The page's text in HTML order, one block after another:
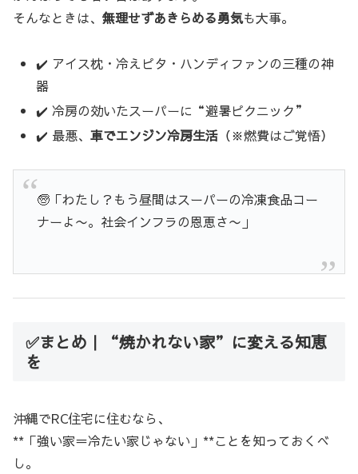
そんなときは、 無理せずあきらめる勇気も大事。
✔️ アイス枕・冷えピタ・ハンディファンの三種の神
器
✔️ 冷房の効いたスーパーに“避暑ピクニック”
✔️ 最悪、車でエンジン冷房生活 （※燃費はご覚悟）
🧓「わたし？もう昼間はスーパーの冷凍食品コー
ナーよ〜。社会インフラの恩恵さ〜」
✅まとめ｜“焼かれない家”に変える知恵
を
沖縄でRC住宅に住むなら、
**「強い家＝冷たい家じゃない」**ことを知っておくべ
し。